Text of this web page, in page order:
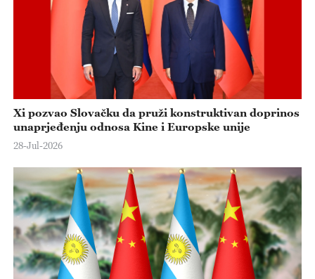
Xi pozvao Slovačku da pruži konstruktivan doprinos
unaprjeđenju odnosa Kine i Europske unije
28-Jul-2026